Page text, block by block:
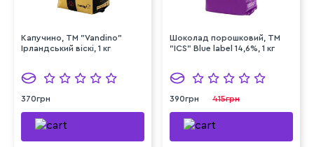
Капучино, ТМ "Vandino"
Ірландський віскі, 1 кг
370грн
Шоколад порошковий, ТМ
"ICS" Blue label 14,6%, 1 кг
390грн 415грн